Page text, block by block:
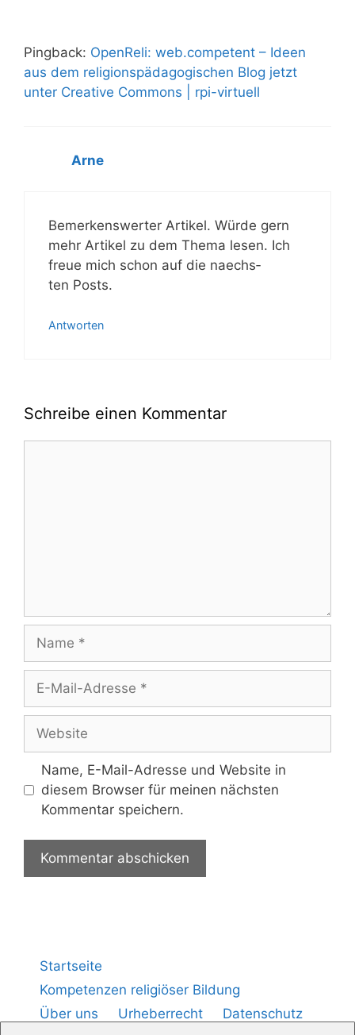
Pingback: OpenReli: web.competent – Ideen
aus dem religionspädagogischen Blog jetzt
unter Creative Commons | rpi-virtuell
Arne
Bemer­kens­wer­ter Arti­kel. Wür­de gern
mehr Arti­kel zu dem The­ma lesen. Ich
freue mich schon auf die naechs­
ten Posts.
Antworten
Schreibe einen Kommentar
Name, E-Mail-Adresse und Website in
diesem Browser für meinen nächsten
Kommentar speichern.
Startseite
Kompetenzen religiöser Bildung
Über uns
Urheberrecht
Datenschutz